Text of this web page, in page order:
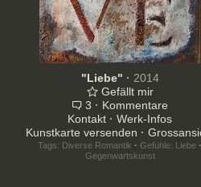
"Liebe" · 2014
Gefällt mir
3 · Kommentare
Kontakt · Werk-Infos
Kunstkarte versenden ·
Tags: Diverse Romantik · Gefühle: Liebe
Gegenwartskunst